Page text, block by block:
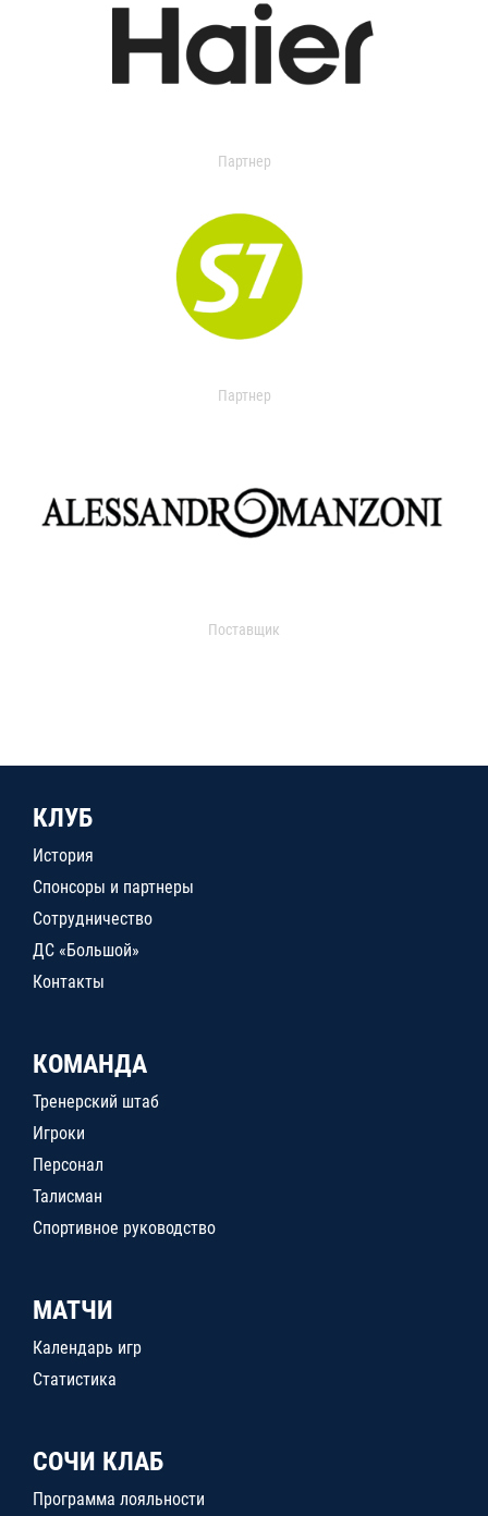
Партнер
Партнер
Поставщик
КЛУБ
История
Спонсоры и партнеры
Сотрудничество
ДС «Большой»
Контакты
КОМАНДА
Тренерский штаб
Игроки
Персонал
Талисман
Спортивное руководство
МАТЧИ
Календарь игр
Статистика
СОЧИ КЛАБ
Программа лояльности